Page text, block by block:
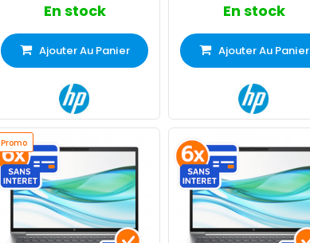
En stock
Ajouter Au Panier
En stock
Ajouter Au Panier
Promo